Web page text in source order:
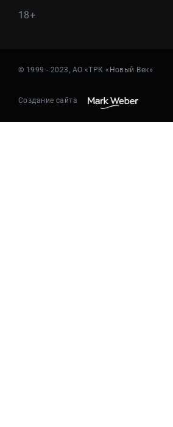
18+
© 1999 - 2023, АО «ТРК «Новый Век»
Создание сайта